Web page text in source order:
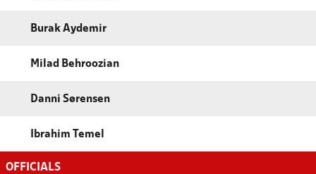
Burak Aydemir
Milad Behroozian
Danni Sørensen
Ibrahim Temel
OFFICIALS